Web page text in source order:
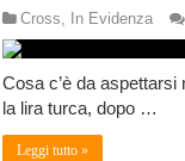
Cross, In Evidenza
Cosa c’è da aspettarsi
la lira turca, dopo …
Leggi tutto »